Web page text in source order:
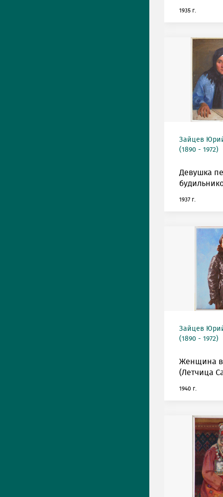
1935 г.
Зайцев
(1890 - 1972)
Девушка
1937 г.
Зайцев
(1890 - 1972)
Женщина в
(Летчица
1940 г.